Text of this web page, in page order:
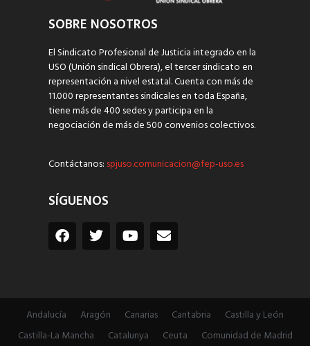
SOBRE NOSOTROS
El Sindicato Profesional de Justicia integrado en la
USO (Unión sindical Obrera), el tercer sindicato en
representación a nivel estatal. Cuenta con más de
11.000 representantes sindicales en toda España,
tiene más de 400 sedes y participa en la
negociación de más de 500 convenios colectivos.
Contáctanos: spjuso.comunicacion@fep-uso.es
SÍGUENOS
Andalucía Aragón Canarias Cantabria
Castilla y León
Castilla-La Mancha
Catalunya Ceuta Comunidad de Madrid